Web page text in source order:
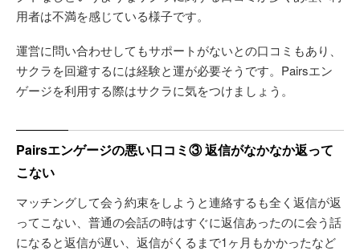
用者は不満を感じている様子です。
運営に問い合わせしてもサポートがないとの口コミもあり、
サクラを回避するには経験と運が必要そうです。Pairsエン
ゲージを利用する際はサクラに気をつけましょう。
Pairsエンゲージの悪い口コミ③ 返信がなかなか返って
こない
マッチングして会う約束をしようと連絡するも全く返信が返
ってこない、普通の会話の時はすぐに返信あったのに会う話
になると返信が遅い、返信がくるまで1ヶ月もかかったなど